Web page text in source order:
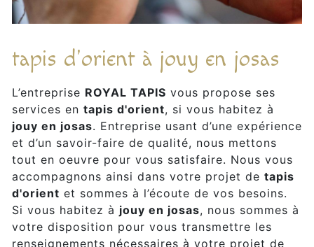
tapis d'orient à jouy en josas
L’entreprise ROYAL TAPIS vous propose ses
services en tapis d'orient, si vous habitez à
jouy en josas. Entreprise usant d’une expérience
et d’un savoir-faire de qualité, nous mettons
tout en oeuvre pour vous satisfaire. Nous vous
accompagnons ainsi dans votre projet de tapis
d'orient et sommes à l’écoute de vos besoins.
Si vous habitez à jouy en josas, nous sommes à
votre disposition pour vous transmettre les
renseignements nécessaires à votre projet de